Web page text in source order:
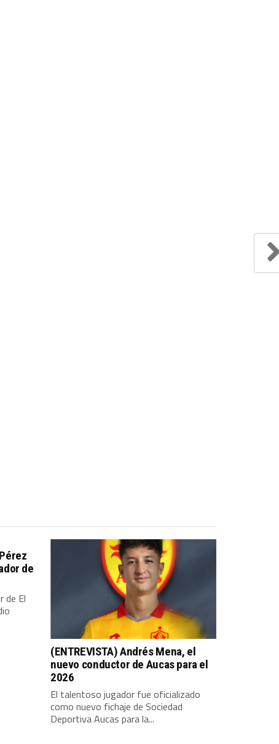
de
de El
(ENTREVISTA) Andrés Mena, el
nuevo conductor de Aucas para el
2026
El talentoso jugador fue oficializado
como nuevo fichaje de Sociedad
Deportiva Aucas para la...